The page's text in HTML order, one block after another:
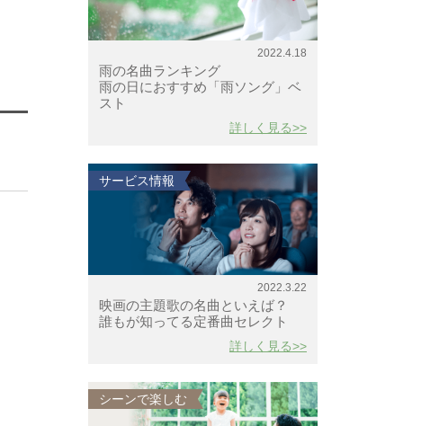
2022.4.18
雨の名曲ランキング
雨の日におすすめ「雨ソング」ベ
スト
詳しく見る>>
2022.3.22
映画の主題歌の名曲といえば？
誰もが知ってる定番曲セレクト
詳しく見る>>
サービス情報
シーンで楽しむ